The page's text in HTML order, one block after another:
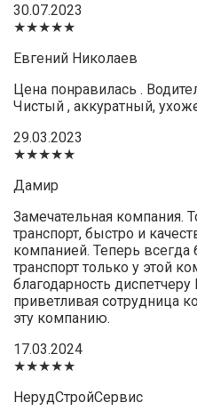
30.07.2023
★★★★★
Евгений Николаев
Цена понравилась .
Чистый , аккуратный,
29.03.2023
★★★★★
Дамир
Замечательная компания.
транспорт, быстро и
компанией. Теперь всегда
транспорт только у этой
благодарность диспетчеру
приветливая сотрудница
эту компанию.
17.03.2024
★★★★★
НерудСтройСервис